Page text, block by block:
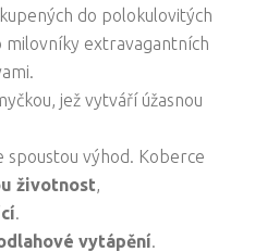
do polokulovitých
milovníky extravagantních
jež vytváří úžasnou
spoustou výhod. Koberce
životnost,
.
vytápění.